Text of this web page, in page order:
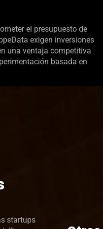
el presupuesto de
exigen inversiones
una ventaja competitiva
basada en
startups